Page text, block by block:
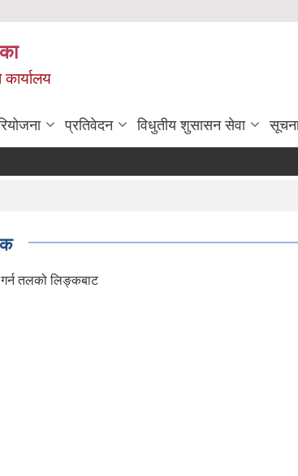
कार्यालय
प्रतिवेदन विधुतीय शुसासन सेवा
गर्न तलको लिङ्कबाट